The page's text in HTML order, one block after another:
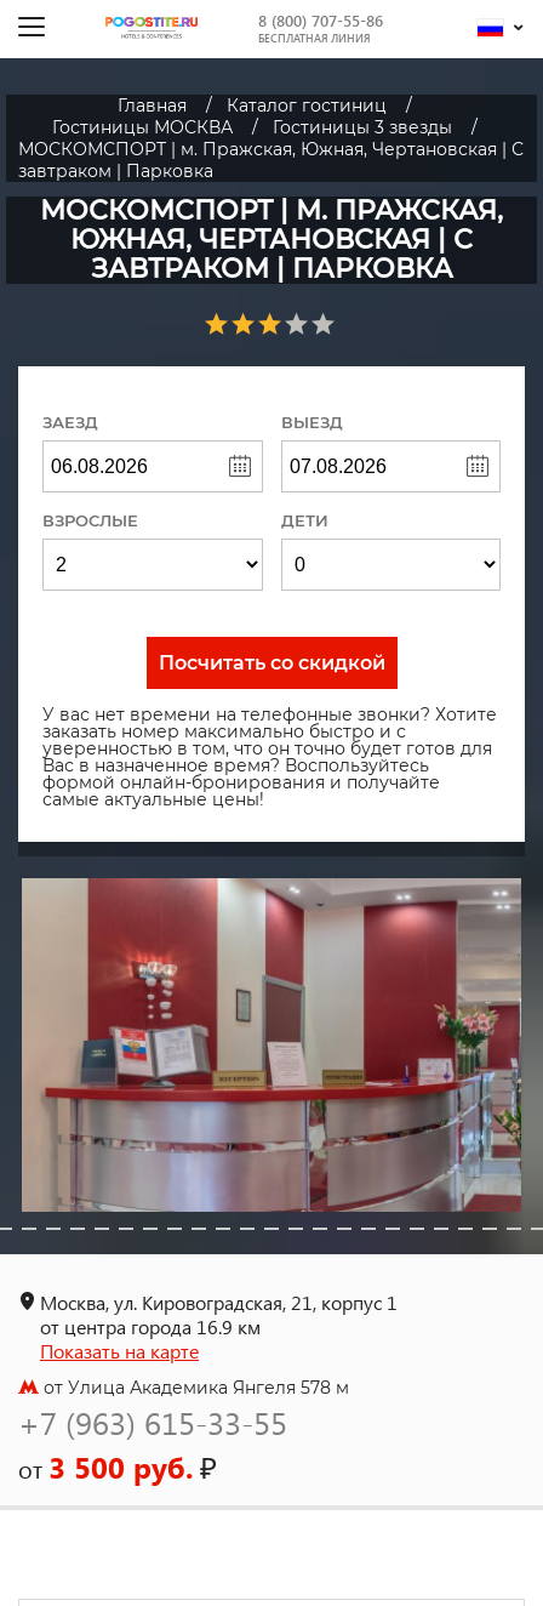
8 (800) 707-55-86
БЕСПЛАТНАЯ ЛИНИЯ
Главная
Каталог гостиниц
Гостиницы МОСКВА
Гостиницы 3 звезды
МОСКОМСПОРТ | м. Пражская, Южная, Чертановская | С
завтраком | Парковка
МОСКОМСПОРТ | М. ПРАЖСКАЯ,
ЮЖНАЯ, ЧЕРТАНОВСКАЯ | С
ЗАВТРАКОМ | ПАРКОВКА
ЗАЕЗД ВЫЕЗД
ВЗРОСЛЫЕ ДЕТИ
Посчитать со скидкой
У вас нет времени на телефонные звонки? Хотите
заказать номер максимально быстро и с
уверенностью в том, что он точно будет готов для
Вас в назначенное время? Воспользуйтесь
формой онлайн-бронирования и получайте
самые актуальные цены!
Москва, ул. Кировоградская, 21, корпус 1
от центра города 16.9 км
Показать на карте
от Улица Академика Янгеля 578 м
+7 (963) 615-33-55
от 3 500 руб.₽